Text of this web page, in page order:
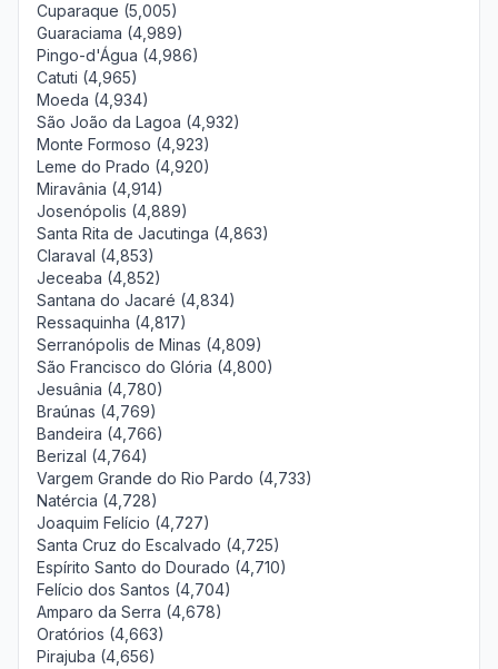
Cuparaque (5,005)
Guaraciama (4,989)
Pingo-d'Água (4,986)
Catuti (4,965)
Moeda (4,934)
São João da Lagoa (4,932)
Monte Formoso (4,923)
Leme do Prado (4,920)
Miravânia (4,914)
Josenópolis (4,889)
Santa Rita de Jacutinga (4,863)
Claraval (4,853)
Jeceaba (4,852)
Santana do Jacaré (4,834)
Ressaquinha (4,817)
Serranópolis de Minas (4,809)
São Francisco do Glória (4,800)
Jesuânia (4,780)
Braúnas (4,769)
Bandeira (4,766)
Berizal (4,764)
Vargem Grande do Rio Pardo (4,733)
Natércia (4,728)
Joaquim Felício (4,727)
Santa Cruz do Escalvado (4,725)
Espírito Santo do Dourado (4,710)
Felício dos Santos (4,704)
Amparo da Serra (4,678)
Oratórios (4,663)
Pirajuba (4,656)